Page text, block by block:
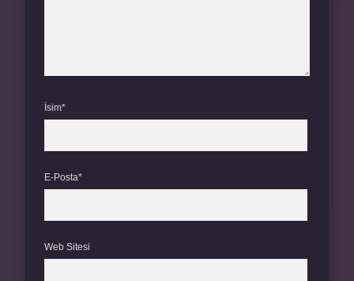
İsim*
E-Posta*
Web Sitesi